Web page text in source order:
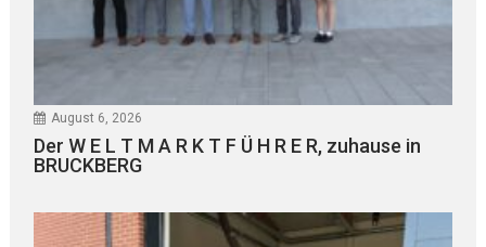
August 6, 2026
Der W E L T M A R K T F Ü H R E R, zuhause in
BRUCKBERG